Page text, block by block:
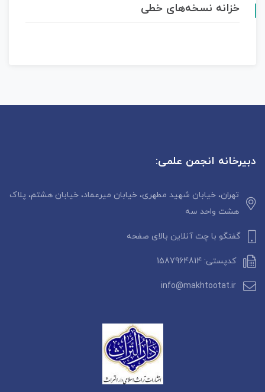
خزانه نسخه‌های خطی
دبیرخانه انجمن علمی:
تهران، خیابان شهید مطهری، خیابان میرعماد، خیابان هشتم، پلاک
هشت واحد سه
گفتگو با چت آنلاین بالای صفحه
کدپستی: 1587964814
info@makhtootat.ir